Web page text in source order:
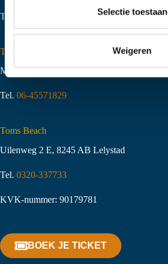
i
Selectie toestaan
Weigeren
Tel.
Toms Creek Appeltern
Molenstraat 10,6629 KJ Appeltern
Tel. 06-45571829
Toms Beach
Uilenweg 2 E, 8245 AB Lelystad
Tel. 0320-337733
KVK-nummer: 90179781
BOEK JE TICKET